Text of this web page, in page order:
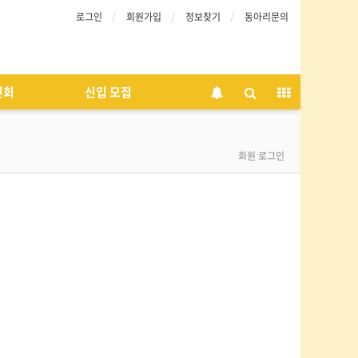
로그인 회원가입 정보찾기 동아리문의
신입 모집
회원 로그인